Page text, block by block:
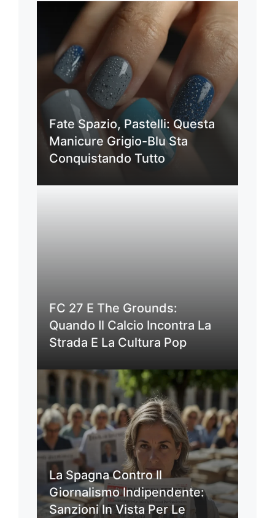
Fate Spazio, Pastelli: Questa
Manicure Grigio-Blu Sta
Conquistando Tutto
FC 27 E The Grounds:
Quando Il Calcio Incontra La
Strada E La Cultura Pop
La Spagna Contro Il
Giornalismo Indipendente:
Sanzioni In Vista Per Le